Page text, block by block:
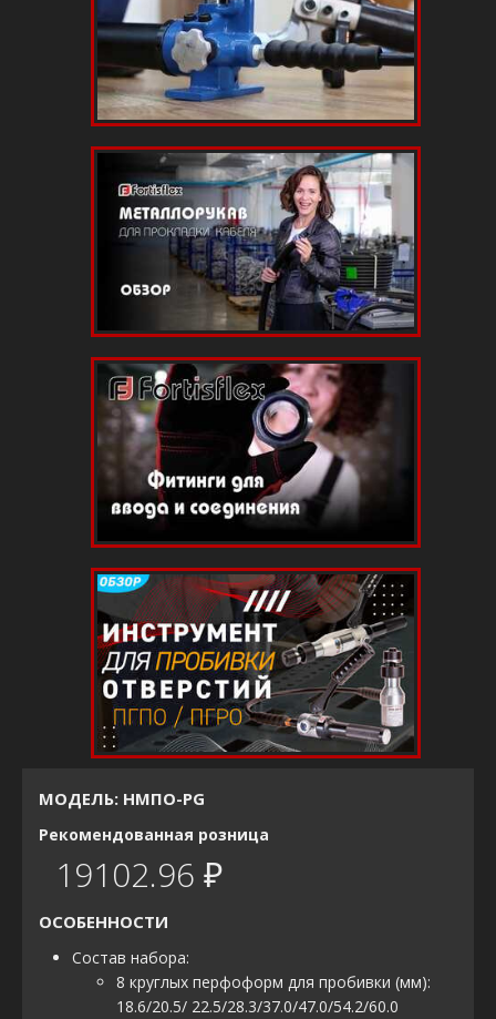
МОДЕЛЬ: НМПО-PG
Рекомендованная розница
19102.96 ₽
ОСОБЕННОСТИ
Состав набора:
8 круглых перфоформ для пробивки (мм):
18.6/20.5/ 22.5/28.3/37.0/47.0/54.2/60.0